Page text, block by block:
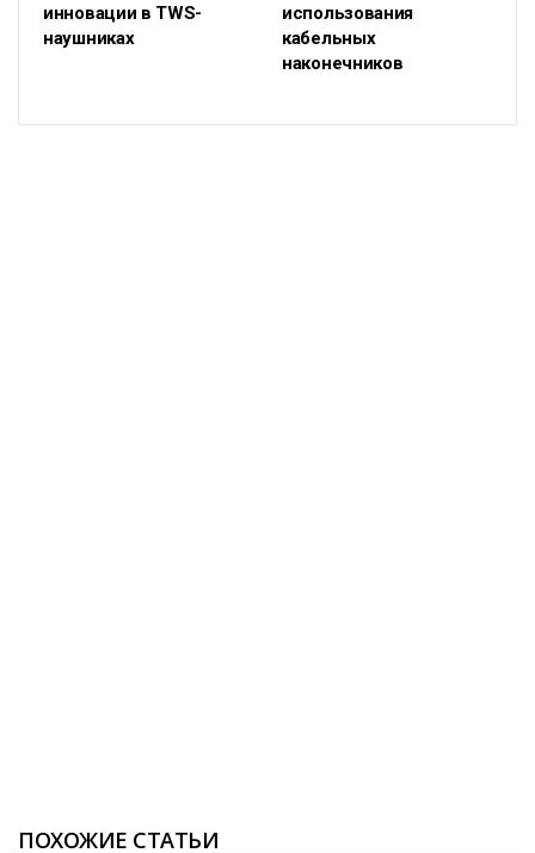
инновации в TWS-
наушниках
использования
кабельных
наконечников
ПОХОЖИЕ СТАТЬИ